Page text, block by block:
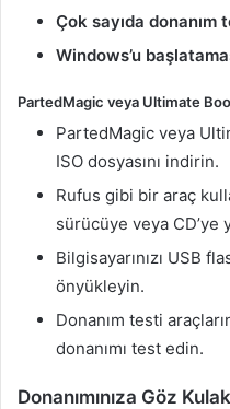
Çok sayıda donanım
Windows’u
PartedMagic veya Ultimate
PartedMagic veya
ISO dosyasını indirin.
Rufus gibi bir araç
sürücüye veya CD’ye
Bilgisayarınızı USB
önyükleyin.
Donanım testi
donanımı test edin.
Donanımınıza Göz